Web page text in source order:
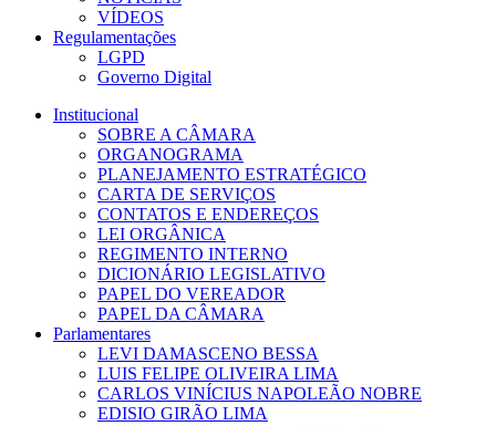
VÍDEOS
Regulamentações
LGPD
Governo Digital
Institucional
SOBRE A CÂMARA
ORGANOGRAMA
PLANEJAMENTO ESTRATÉGICO
CARTA DE SERVIÇOS
CONTATOS E ENDEREÇOS
LEI ORGÂNICA
REGIMENTO INTERNO
DICIONÁRIO LEGISLATIVO
PAPEL DO VEREADOR
PAPEL DA CÂMARA
Parlamentares
LEVI DAMASCENO BESSA
LUIS FELIPE OLIVEIRA LIMA
CARLOS VINÍCIUS NAPOLEÃO NOBRE
EDISIO GIRÃO LIMA